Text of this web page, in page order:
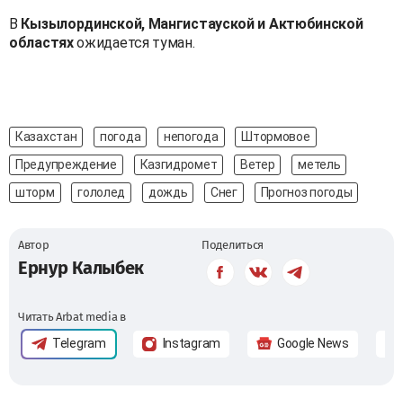
В Кызылординской, Мангистауской и Актюбинской
областяхожидается туман.
Казахстан погода непогода
Штормовое
Предупреждение
Казгидромет Ветер
метель
шторм
гололед дождь Снег Прогноз погоды
Автор
Ернур Калыбек
Поделиться
Читать Arbat media в
Telegram Instagram Google News